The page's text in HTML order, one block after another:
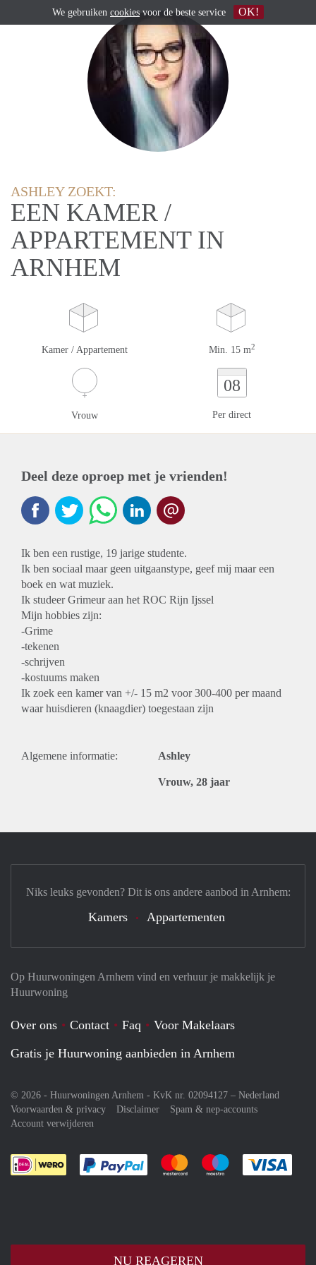
ASHLEY ZOEKT:
EEN KAMER /
APPARTEMENT IN
ARNHEM
Kamer / Appartement Min. 15 m2
Vrouw
08
Per direct
Deel deze oproep met je vrienden!
Ik ben een rustige, 19 jarige studente.
Ik ben sociaal maar geen uitgaanstype, geef mij maar een
boek en wat muziek.
Ik studeer Grimeur aan het ROC Rijn Ijssel
Mijn hobbies zijn:
-Grime
-tekenen
-schrijven
-kostuums maken
Ik zoek een kamer van +/- 15 m2 voor 300-400 per maand
waar huisdieren (knaagdier) toegestaan zijn
Algemene informatie: Ashley
Vrouw, 28 jaar
NU REAGEREN
Op Huurwoningen Arnhem vind en verhuur je makkelijk je
Huurwoning
Over ons Contact Faq
Voor Makelaars
Gratis je Huurwoning aanbieden in Arnhem
© 2026 - Huurwoningen Arnhem - KvK nr. 02094127 – Nederland
Voorwaarden & privacy
Disclaimer
Spam & nep-accounts
Account verwijderen
Je rekent gemakkelijk af met Paypal
Je rekent gemakkelijk af met
Je rekent
Niks leuks gevonden? Dit is ons andere aanbod in Arnhem:
Kamers Appartementen
We gebruiken cookies voor de beste service OK!